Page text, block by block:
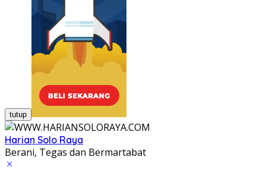
tutup
Harian Solo Raya
Berani, Tegas dan Bermartabat